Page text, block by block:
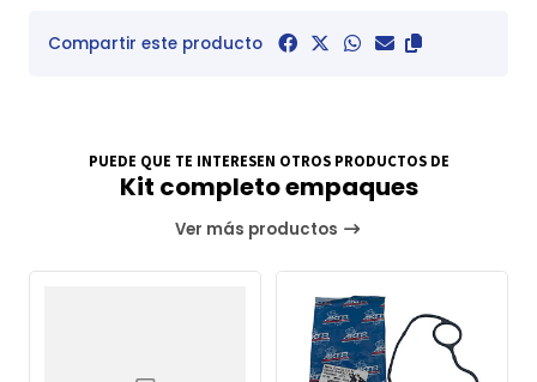
Compartir este producto
PUEDE QUE TE INTERESEN OTROS PRODUCTOS DE
Kit completo empaques
Ver más productos